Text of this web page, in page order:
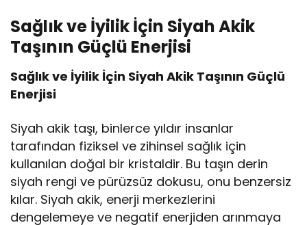
Sağlık ve İyilik İçin Siyah Akik
Taşının Güçlü Enerjisi
Sağlık ve İyilik İçin Siyah Akik Taşının Güçlü
Enerjisi
Siyah akik taşı, binlerce yıldır insanlar
tarafından fiziksel ve zihinsel sağlık için
kullanılan doğal bir kristaldir. Bu taşın derin
siyah rengi ve pürüzsüz dokusu, onu benzersiz
kılar. Siyah akik, enerji merkezlerini
dengelemeye ve negatif enerjiden arınmaya